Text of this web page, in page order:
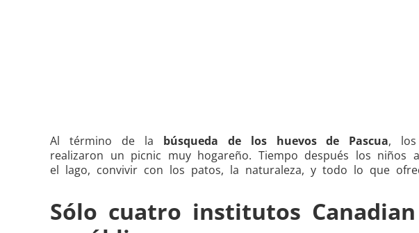
Al término de la búsqueda de los huevos de Pascua, los
realizaron un picnic muy hogareño. Tiempo después los
el lago, convivir con los patos, la naturaleza, y todo lo que
Sólo cuatro institutos